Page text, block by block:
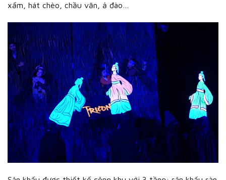
xẩm, hát chèo, chầu văn, ả đào…